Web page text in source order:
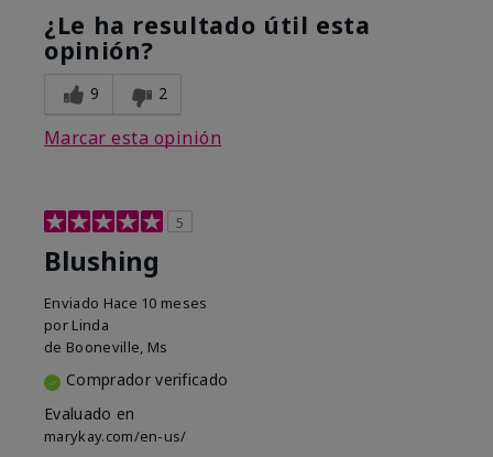
¿Le ha resultado útil esta
opinión?
9 2
Marcar esta opinión
5
Blushing
Enviado Hace 10 meses
por Linda
de Booneville, Ms
Comprador verificado
Evaluado en
marykay.com/en-us/